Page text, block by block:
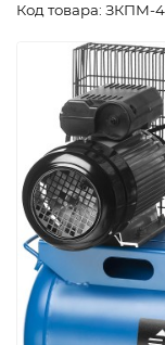
Код товара: ЗКПМ-